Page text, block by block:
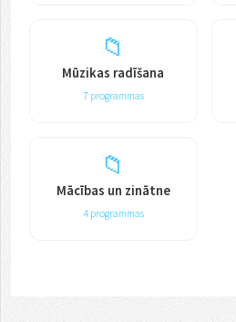
📁
Mūzikas radīšana
7 programmas
📁
Mācības un zinātne
4 programmas